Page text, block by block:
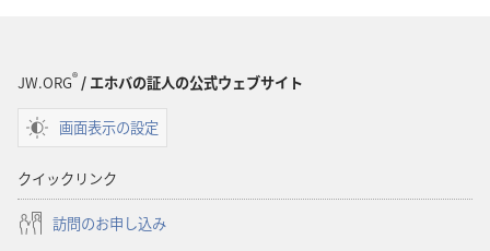
JW.ORG®/ エホバの証人の公式ウェブサイト
画面表示の設定
クイックリンク
訪問のお申し込み